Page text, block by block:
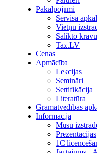
Pakalpojumi
Servisa
Vietņu
Salikto
Tax.LV
Cenas
Apmācība
Lekcijas
Semināri
Sertifikācija
Literatūra
Grāmatvedības
Informācija
Mūsu
Prezentācijas
1С